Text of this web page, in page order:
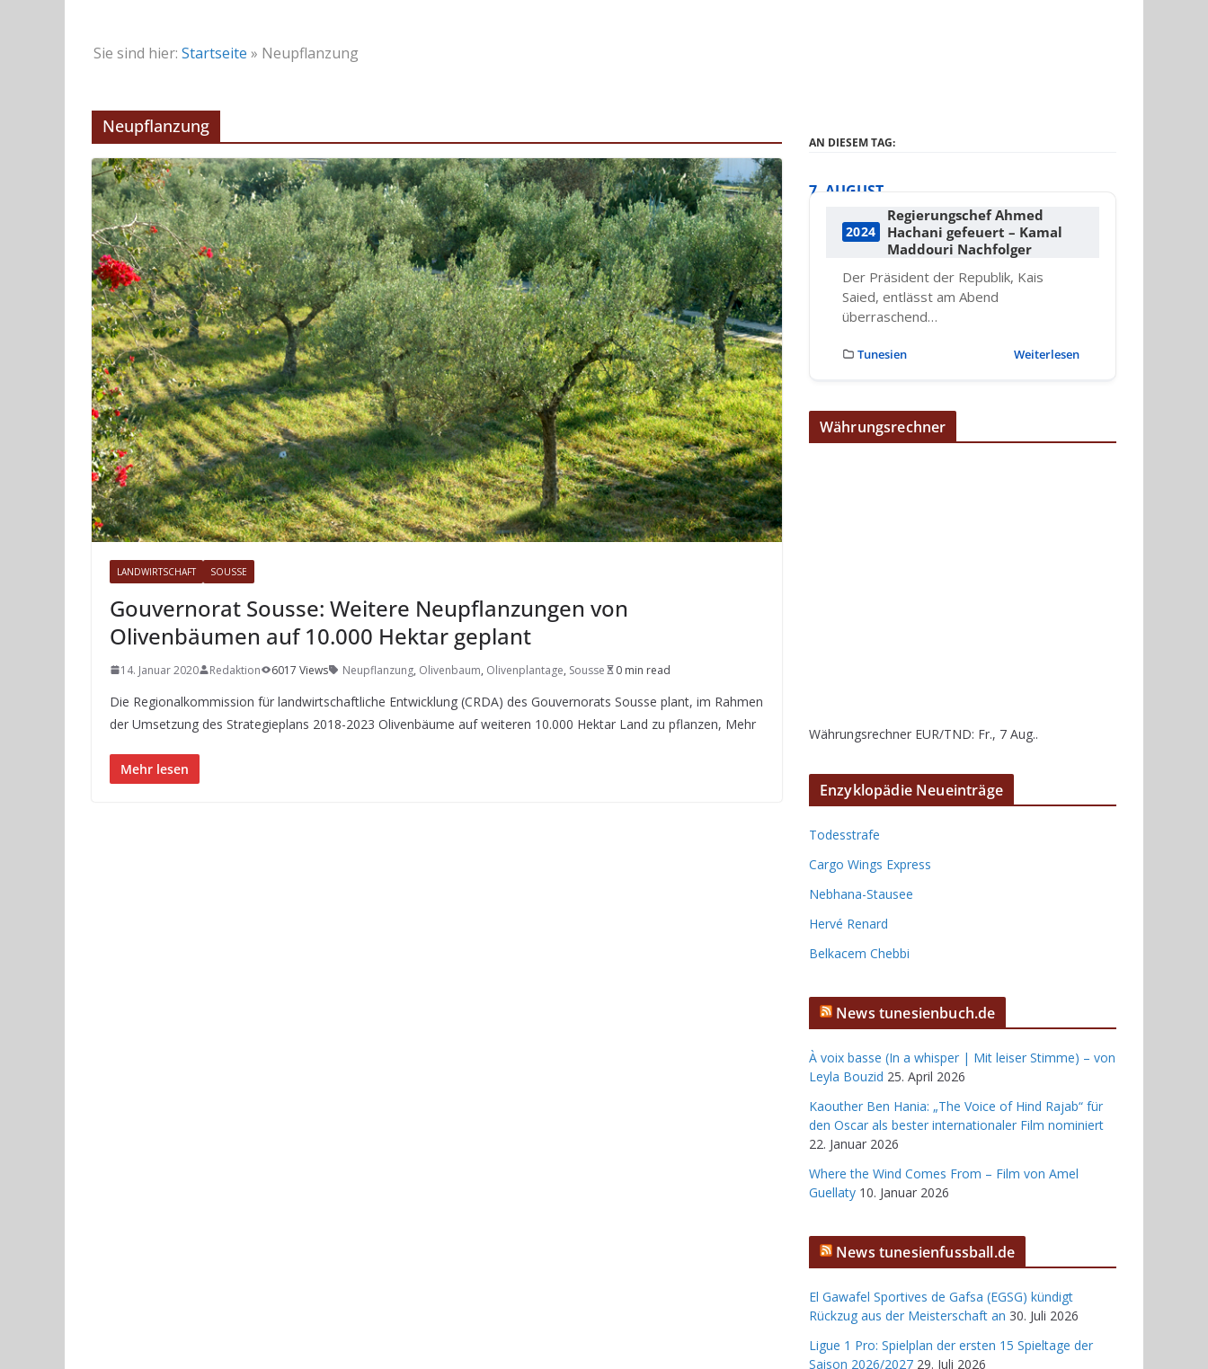
Sie sind hier: Startseite » Neupflanzung
Neupflanzung
LANDWIRTSCHAFT SOUSSE
Gouvernorat Sousse: Weitere Neupflanzungen von
Olivenbäumen auf 10.000 Hektar geplant
14. Januar 2020 Redaktion 6017 Views Neupflanzung, Olivenbaum, Olivenplantage, Sousse 0 min read
Die Regionalkommission für landwirtschaftliche Entwicklung (CRDA) des Gouvernorats Sousse plant, im Rahmen
der Umsetzung des Strategieplans 2018-2023 Olivenbäume auf weiteren 10.000 Hektar Land zu pflanzen, Mehr
Mehr lesen
AN DIESEM TAG:
7. AUGUST
2024
Regierungschef Ahmed
Hachani gefeuert – Kamal
Maddouri Nachfolger
Der Präsident der Republik, Kais
Saied, entlässt am Abend
überraschend…
Tunesien Weiterlesen
Währungsrechner
Währungsrechner EUR/TND: Fr., 7 Aug..
Enzyklopädie Neueinträge
Todesstrafe
Cargo Wings Express
Nebhana-Stausee
Hervé Renard
Belkacem Chebbi
News tunesienbuch.de
À voix basse (In a whisper | Mit leiser Stimme) – von
Leyla Bouzid 25. April 2026
Kaouther Ben Hania: „The Voice of Hind Rajab“ für
den Oscar als bester internationaler Film nominiert
22. Januar 2026
Where the Wind Comes From – Film von Amel
Guellaty 10. Januar 2026
News tunesienfussball.de
El Gawafel Sportives de Gafsa (EGSG) kündigt
Rückzug aus der Meisterschaft an 30. Juli 2026
Ligue 1 Pro: Spielplan der ersten 15 Spieltage der
Saison 2026/2027 29. Juli 2026